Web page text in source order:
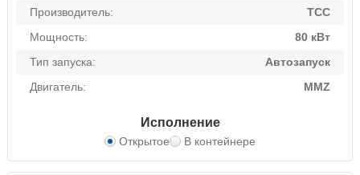
Производитель:
ТСС
Мощность:
80 кВт
Тип запуска:
Автозапуск
Двигатель:
MMZ
Исполнение
Открытое В контейнере